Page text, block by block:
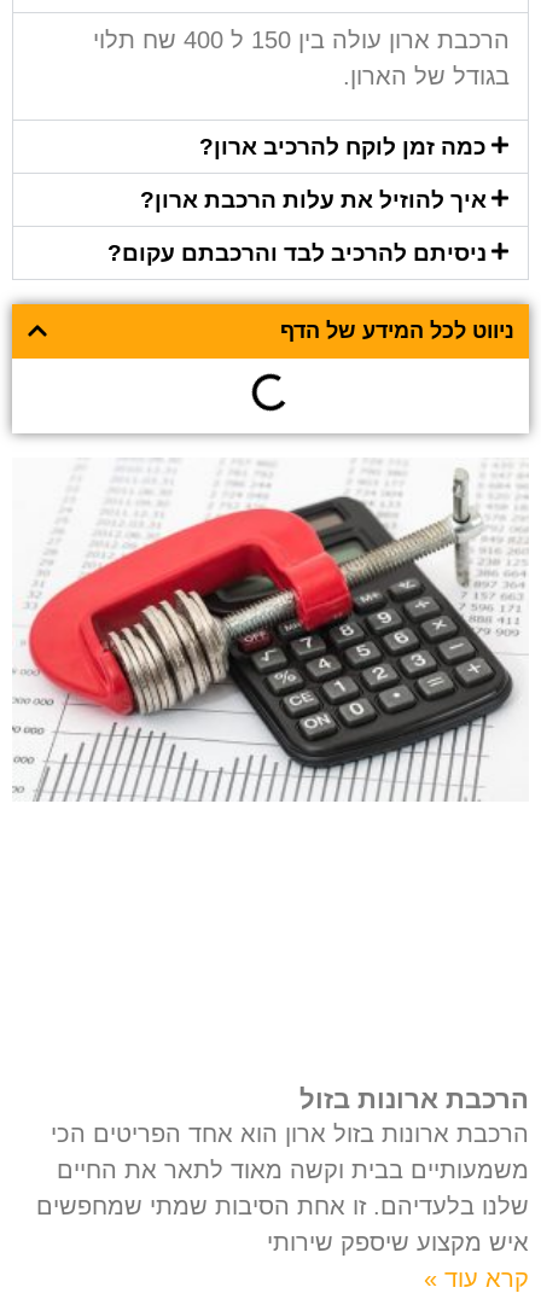
הרכבת ארון עולה בין 150 ל 400 שח תלוי
בגודל של הארון.
כמה זמן לוקח להרכיב ארון?
איך להוזיל את עלות הרכבת ארון?
ניסיתם להרכיב לבד והרכבתם עקום?
ניווט לכל המידע של הדף
הרכבת ארונות בזול
הרכבת ארונות בזול ארון הוא אחד הפריטים הכי
משמעותיים בבית וקשה מאוד לתאר את החיים
שלנו בלעדיהם. זו אחת הסיבות שמתי שמחפשים
איש מקצוע שיספק שירותי
קרא עוד »